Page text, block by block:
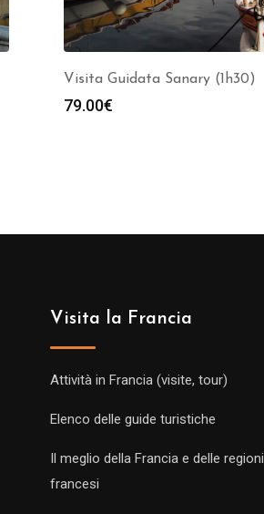
Visita Guidata Sanary (1h30)
79.00€
Visita la Francia
Attività in Francia (visite, tour)
Elenco delle guide turistiche
Il meglio della Francia e delle regioni
francesi